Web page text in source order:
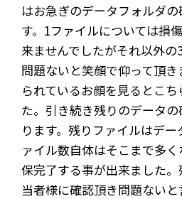
はお急ぎのデータフォルダ
す。1ファイルについては損
来ませんでしたがそれ以外
問題ないと笑顔で仰って頂
られているお顔を見るとこ
た。引き続き残りのデータ
ります。残りファイルはデ
ァイル数自体はそこまで多
保完了する事が出来ました
当者様に確認頂き問題ない